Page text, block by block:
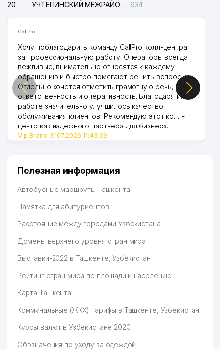
20
УЧТЕПИНСКИЙ МЕЖРАЙОННЫЙ СУД ПО ГРАЖДАНСКИМ ДЕЛАМ 634
CallPro
Хочу поблагодарить команду CallPro колл-центра
за профессиональную работу. Операторы всегда
вежливые, внимательно относятся к каждому
обращению и быстро помогают решить вопросы.
Отдельно хочется отметить грамотную речь,
ответственность и оперативность. Благодаря их
работе значительно улучшилось качество
обслуживания клиентов. Рекомендую этот колл-
центр как надежного партнера для бизнеса.
Vip Brand 31.07.2026 11:43:39
Полезная информация
Автобусные маршруты Ташкента
Памятка для абитуриентов
Расстояние между городами Узбекистана
Домены верхнего уровня стран мира
Выставки-2022 в Ташкенте, Узбекистан
Рейтинг стран мира по площади и населению
Карта Ташкента
Коммунальные (ЖКХ) тарифы в Ташкенте, Узбекистан
Курсы валют в Узбекистане 2020
Обозначения по уходу за одеждой